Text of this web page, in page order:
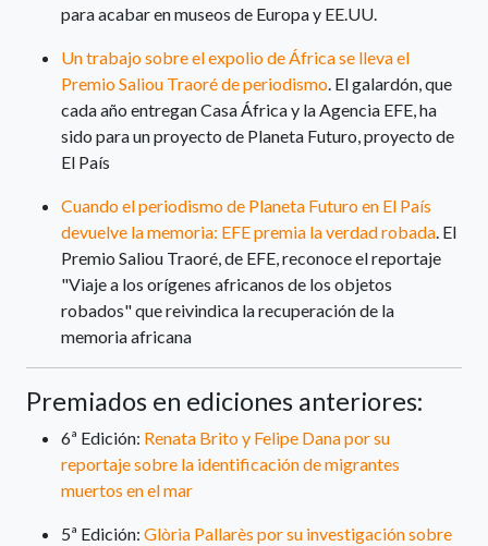
para acabar en museos de Europa y EE.UU.
Un trabajo sobre el expolio de África se lleva el
Premio Saliou Traoré de periodismo. El galardón, que
cada año entregan Casa África y la Agencia EFE, ha
sido para un proyecto de Planeta Futuro, proyecto de
El País
Cuando el periodismo de Planeta Futuro en El País
devuelve la memoria: EFE premia la verdad robada. El
Premio Saliou Traoré, de EFE, reconoce el reportaje
"Viaje a los orígenes africanos de los objetos
robados" que reivindica la recuperación de la
memoria africana
Premiados en ediciones anteriores:
6ª Edición: Renata Brito y Felipe Dana por su
reportaje sobre la identificación de migrantes
muertos en el mar
5ª Edición: Glòria Pallarès por su investigación sobre